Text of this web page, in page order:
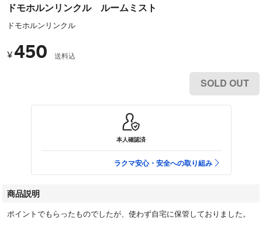
ドモホルンリンクル ルームミスト
ドモホルンリンクル
¥450 送料込
SOLD OUT
本人確認済
ラクマ安心・安全への取り組み
商品説明
ポイントでもらったものでしたが、使わず自宅に保管しておりました。